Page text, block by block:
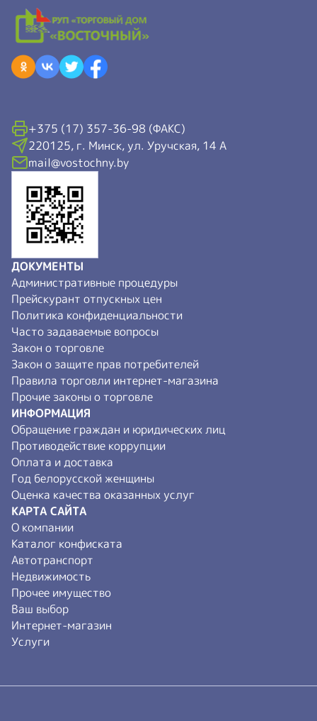
+375 (17) 357-36-98 (ФАКС)
220125, г. Минск, ул. Уручская, 14 А
mail@vostochny.by
ДОКУМЕНТЫ
Административные процедуры
Прейскурант отпускных цен
Политика конфиденциальности
Часто задаваемые вопросы
Закон о торговле
Закон о защите прав потребителей
Правила торговли интернет-магазина
Прочие законы о торговле
ИНФОРМАЦИЯ
Обращение граждан и юридических лиц
Противодействие коррупции
Оплата и доставка
Год белорусской женщины
Оценка качества оказанных услуг
КАРТА САЙТА
О компании
Каталог конфиската
Автотранспорт
Недвижимость
Прочее имущество
Ваш выбор
Интернет-магазин
Услуги